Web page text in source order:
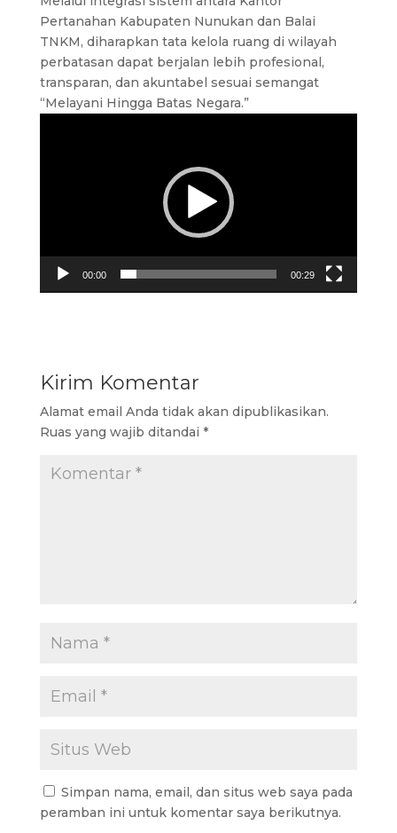
Pertanahan Kabupaten Nunukan dan Balai
TNKM, diharapkan tata kelola ruang di wilayah
perbatasan dapat berjalan lebih profesional,
transparan, dan akuntabel sesuai semangat
“Melayani Hingga Batas Negara.”
00:00 00:29
Kirim Komentar
Alamat email Anda tidak akan dipublikasikan.
Ruas yang wajib ditandai *
Simpan nama, email, dan situs web saya pada
peramban ini untuk komentar saya berikutnya.